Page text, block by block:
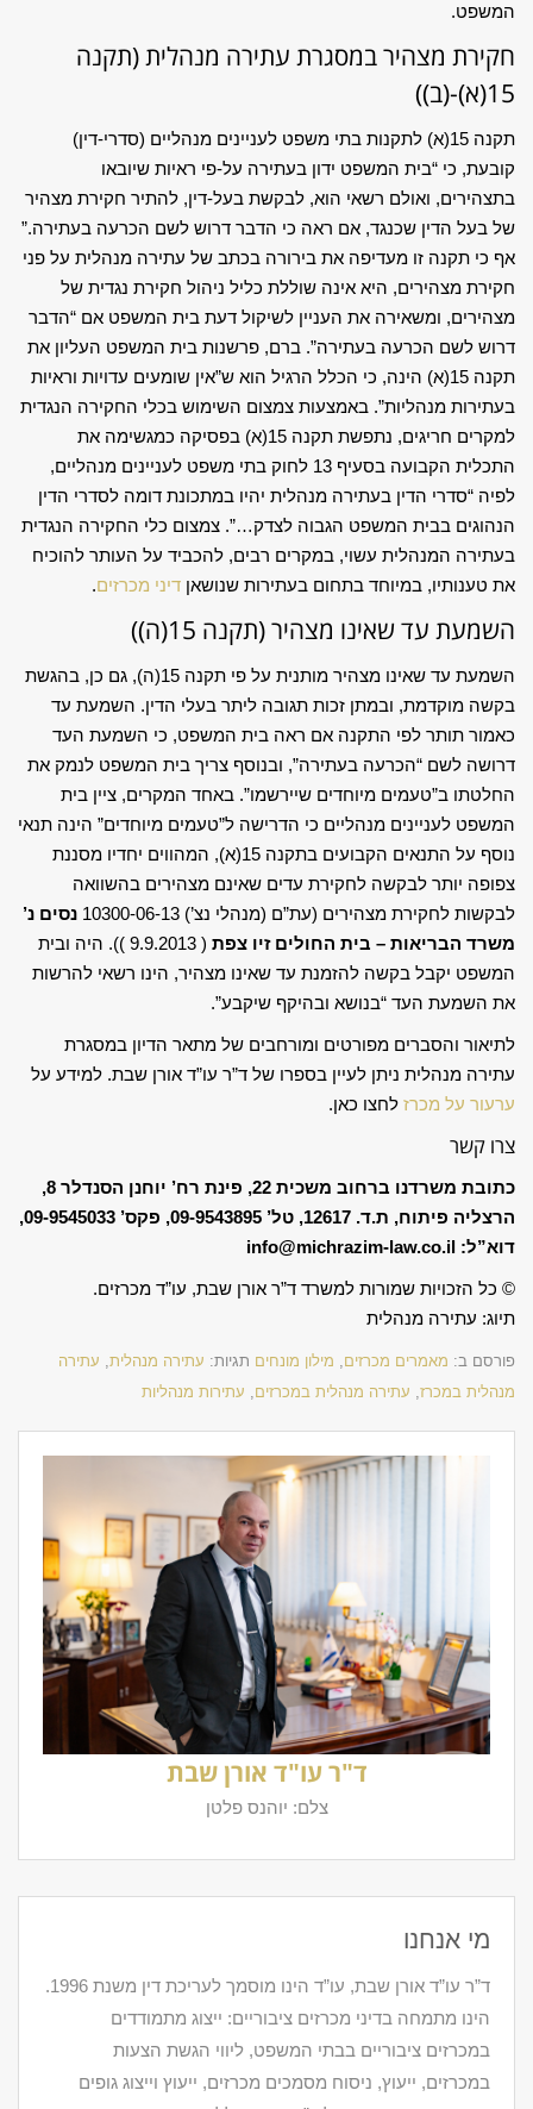
המשפט.
חקירת מצהיר במסגרת עתירה מנהלית (תקנה
15(א)-(ב))
תקנה 15(א) לתקנות בתי משפט לעניינים מנהליים (סדרי-דין)
קובעת, כי “בית המשפט ידון בעתירה על-פי ראיות שיובאו
בתצהירים, ואולם רשאי הוא, לבקשת בעל-דין, להתיר חקירת מצהיר
של בעל הדין שכנגד, אם ראה כי הדבר דרוש לשם הכרעה בעתירה.”
אף כי תקנה זו מעדיפה את בירורה בכתב של עתירה מנהלית על פני
חקירת מצהירים, היא אינה שוללת כליל ניהול חקירת נגדית של
מצהירים, ומשאירה את העניין לשיקול דעת בית המשפט אם “הדבר
דרוש לשם הכרעה בעתירה”. ברם, פרשנות בית המשפט העליון את
תקנה 15(א) הינה, כי הכלל הרגיל הוא ש”אין שומעים עדויות וראיות
בעתירות מנהליות”. באמצעות צמצום השימוש בכלי החקירה הנגדית
למקרים חריגים, נתפשת תקנה 15(א) בפסיקה כמגשימה את
התכלית הקבועה בסעיף 13 לחוק בתי משפט לעניינים מנהליים,
לפיה “סדרי הדין בעתירה מנהלית יהיו במתכונת דומה לסדרי הדין
הנהוגים בבית המשפט הגבוה לצדק…”. צמצום כלי החקירה הנגדית
בעתירה המנהלית עשוי, במקרים רבים, להכביד על העותר להוכיח
את טענותיו, במיוחד בתחום בעתירות שנושאן דיני מכרזים.
השמעת עד שאינו מצהיר (תקנה 15(ה))
השמעת עד שאינו מצהיר מותנית על פי תקנה 15(ה), גם כן, בהגשת
בקשה מוקדמת, ובמתן זכות תגובה ליתר בעלי הדין. השמעת עד
כאמור תותר לפי התקנה אם ראה בית המשפט, כי השמעת העד
דרושה לשם “הכרעה בעתירה”, ובנוסף צריך בית המשפט לנמק את
החלטתו ב”טעמים מיוחדים שיירשמו”. באחד המקרים, ציין בית
המשפט לעניינים מנהליים כי הדרישה ל”טעמים מיוחדים” הינה תנאי
נוסף על התנאים הקבועים בתקנה 15(א), המהווים יחדיו מסננת
צפופה יותר לבקשה לחקירת עדים שאינם מצהירים בהשוואה
לבקשות לחקירת מצהירים (עת”ם (מנהלי נצ’) 10300-06-13
נסים נ’
משרד הבריאות – בית החולים זיו צפת
( 9.9.2013 )). היה ובית
המשפט יקבל בקשה להזמנת עד שאינו מצהיר, הינו רשאי להרשות
את השמעת העד “בנושא ובהיקף שיקבע”.
לתיאור והסברים מפורטים ומורחבים של מתאר הדיון במסגרת
עתירה מנהלית ניתן לעיין בספרו של ד”ר עו”ד אורן שבת. למידע על
ערעור על מכרז לחצו כאן.
צרו קשר
כתובת משרדנו ברחוב משכית 22, פינת רח’ יוחנן הסנדלר 8,
הרצליה פיתוח, ת.ד. 12617, טל’ 09-9543895, פקס’ 09-9545033,
דוא”ל: info@michrazim-law.co.il
© כל הזכויות שמורות למשרד ד”ר אורן שבת, עו”ד מכרזים.
תיוג: עתירה מנהלית
פורסם ב: מאמרים מכרזים, מילון מונחים תגיות: עתירה מנהלית, עתירה
מנהלית במכרז, עתירה מנהלית במכרזים, עתירות מנהליות
ד"ר עו"ד אורן שבת
צלם: יוהנס פלטן
מי אנחנו
ד”ר עו”ד אורן שבת, עו”ד הינו מוסמך לעריכת דין משנת 1996.
הינו מתמחה בדיני מכרזים ציבוריים: ייצוג מתמודדים
במכרזים ציבוריים בבתי המשפט, ליווי הגשת הצעות
במכרזים, ייעוץ, ניסוח מסמכים מכרזים, ייעוץ וייצוג גופים